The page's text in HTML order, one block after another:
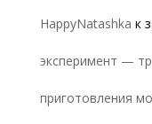
HappyNatashka к
эксперимент —
приготовления